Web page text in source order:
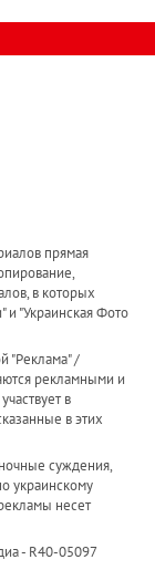
прямая
в которых
и "Украинская Фото
"Реклама" /
рекламными и
в
в этих
суждения,
украинскому
несет
- R40-05097